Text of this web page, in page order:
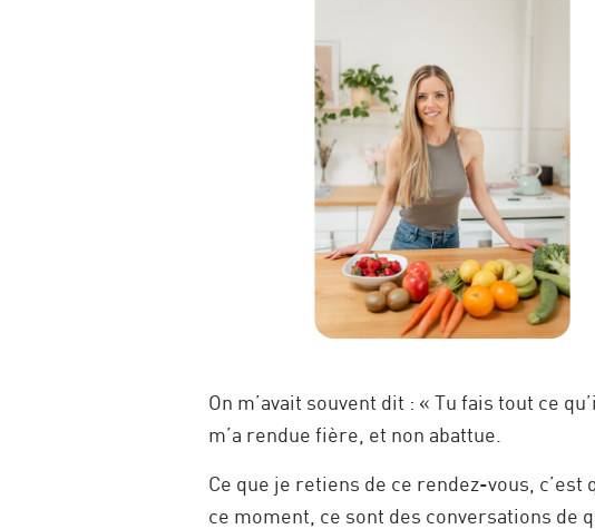
On m’avait souvent dit : « Tu fais tout ce
m’a rendue fière, et non abattue.
Ce que je retiens de ce rendez-vous,
ce moment, ce sont des conversations de